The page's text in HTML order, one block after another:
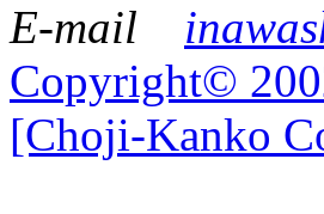
E-mail
Copyright©
[Choji-Kanko